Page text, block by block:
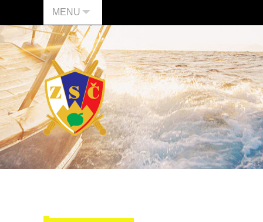
MENU